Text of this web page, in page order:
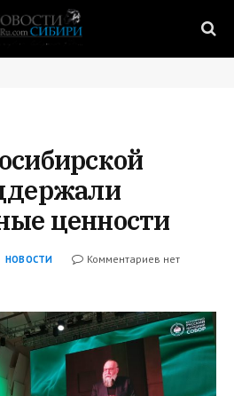
ценности
НОВОСТИ
Комментариев нет